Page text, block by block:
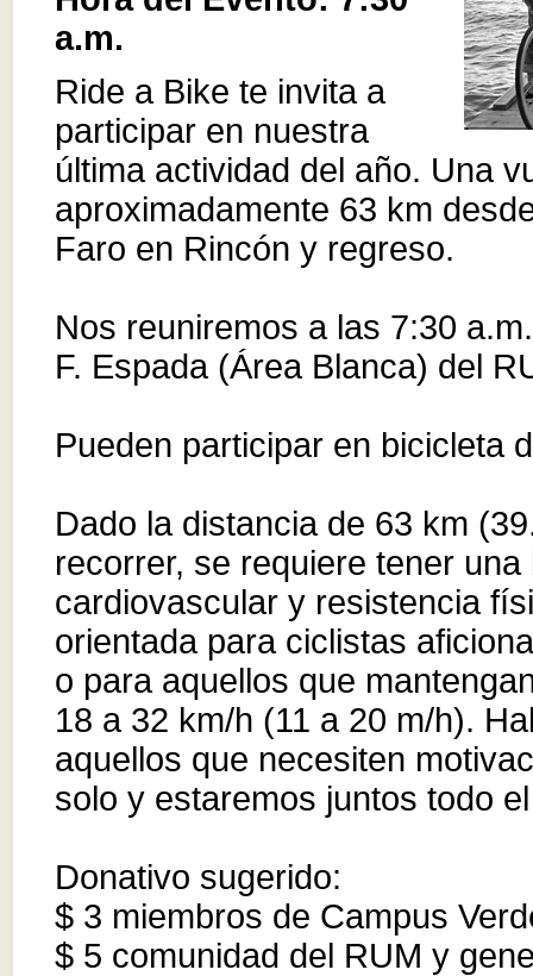
a.m.
Ride a Bike te invita a
participar en nuestra
última actividad del año. Una
aproximadamente 63 km
Faro en Rincón y regreso.
Nos reuniremos a las 7:30
F. Espada (Área Blanca) del
Pueden participar en bicicleta
Dado la distancia de 63 km
recorrer, se requiere tener
cardiovascular y resistencia
orientada para ciclistas
o para aquellos que
18 a 32 km/h (11 a 20 m/h).
aquellos que necesiten
solo y estaremos juntos todo
Donativo sugerido:
$ 3 miembros de Campus
$ 5 comunidad del RUM y